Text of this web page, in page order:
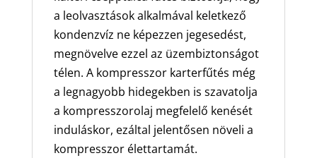
a leolvasztások alkalmával keletkező
kondenzvíz ne képezzen jegesedést,
megnövelve ezzel az üzembiztonságot
télen. A kompresszor karterfűtés még
a legnagyobb hidegekben is szavatolja
a kompresszorolaj megfelelő kenését
induláskor, ezáltal jelentősen növeli a
kompresszor élettartamát.